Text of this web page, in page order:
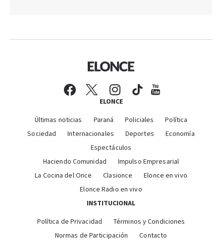
ELONCE
Últimas noticias Paraná Policiales
Política
Sociedad
Internacionales Deportes
Economía
Espectáculos
Haciendo Comunidad
Impulso Empresarial
La Cocina del Once
Clasionce
Elonce en vivo
Elonce Radio en vivo
INSTITUCIONAL
Política de Privacidad
Términos y Condiciones
Normas de Participación
Contacto